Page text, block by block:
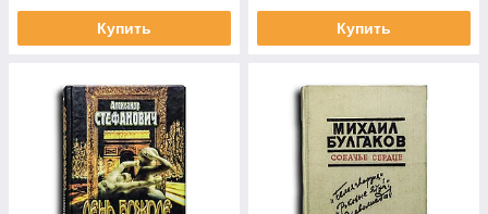
Купить Купить